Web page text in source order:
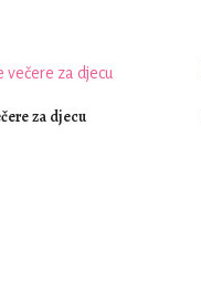
za djecu